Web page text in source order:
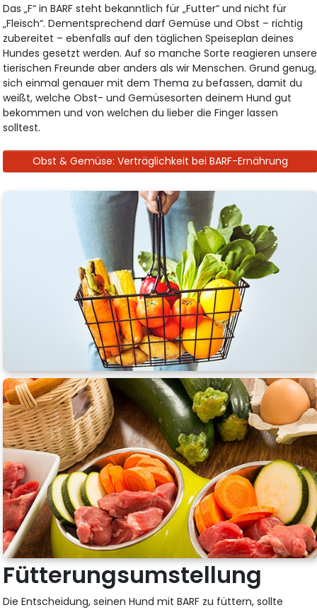
Das „F“ in BARF steht bekanntlich für „Futter“ und nicht für
„Fleisch“. Dementsprechend darf Gemüse und Obst – richtig
zubereitet – ebenfalls auf den täglichen Speiseplan deines
Hundes gesetzt werden. Auf so manche Sorte reagieren unsere
tierischen Freunde aber anders als wir Menschen. Grund genug,
sich einmal genauer mit dem Thema zu befassen, damit du
weißt, welche Obst- und Gemüsesorten deinem Hund gut
bekommen und von welchen du lieber die Finger lassen
solltest.
Obst & Gemüse: Verträglichkeit bei BARF-Ernährung
Fütterungsumstellung
Die Entscheidung, seinen Hund mit BARF zu füttern, sollte